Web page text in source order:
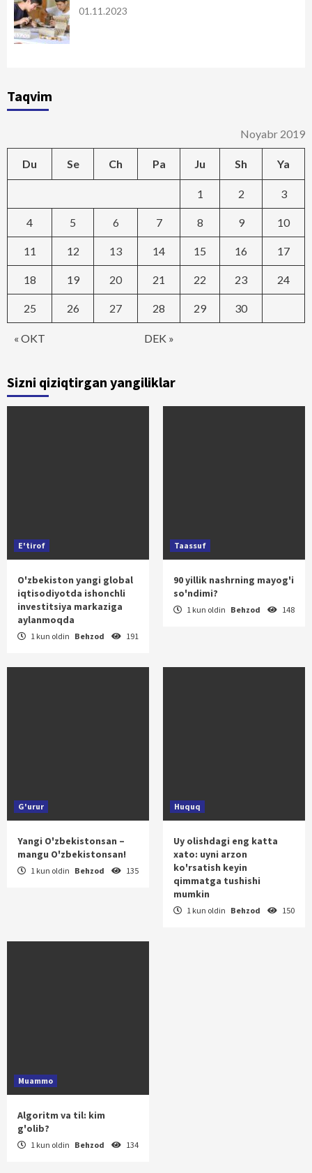
01.11.2023
Taqvim
Noyabr 2019
Du Se Ch Pa Ju Sh Ya
« OKT DEK »
1 2 3
4 5 6 7 8 9 10
11 12 13 14 15 16 17
18 19 20 21 22 23 24
25 26 27 28 29 30
Sizni qiziqtirgan yangiliklar
E'tirof
O'zbekiston yangi global
iqtisodiyotda ishonchli
investitsiya markaziga
aylanmoqda
1 kun oldin Behzod 191
Taassuf
90 yillik nashrning mayog'i
so'ndimi?
1 kun oldin Behzod 148
G'urur
Yangi O'zbekistonsan –
mangu O'zbekistonsan!
1 kun oldin Behzod 135
Huquq
Uy olishdagi eng katta
xato: uyni arzon
ko'rsatish keyin
qimmatga tushishi
mumkin
1 kun oldin Behzod 150
Muammo
Algoritm va til: kim
g'olib?
1 kun oldin Behzod 134